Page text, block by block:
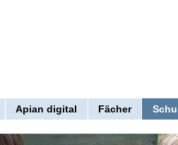
Apian digital Fächer